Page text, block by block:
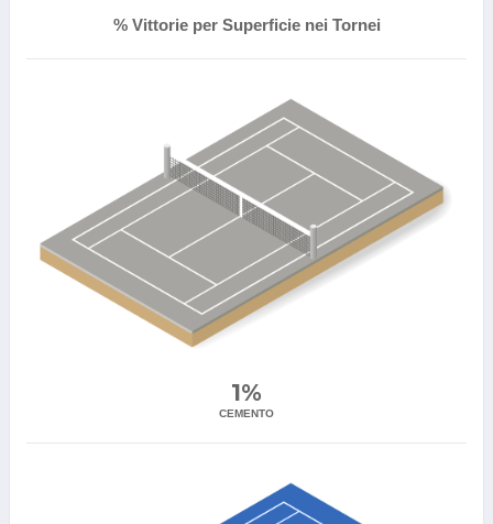
% Vittorie per Superficie nei Tornei
1%
CEMENTO